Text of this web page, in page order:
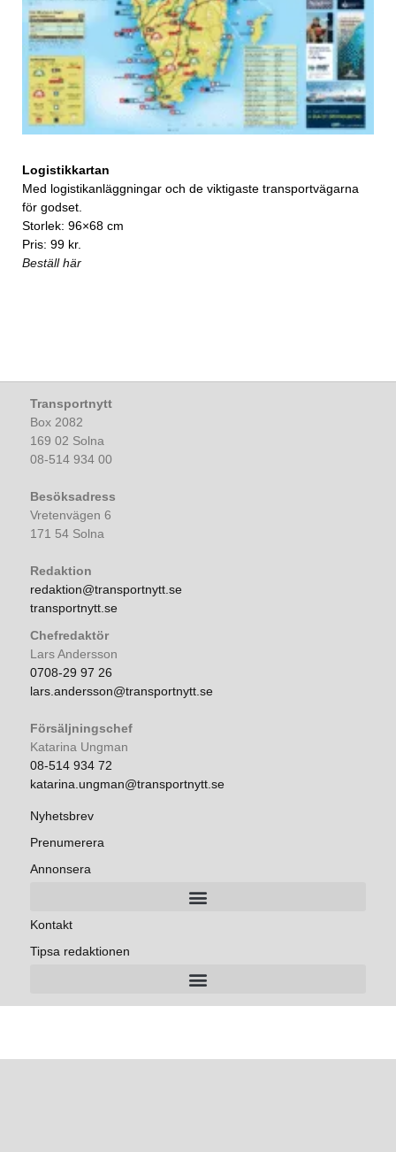
Logistikkartan
Med logistikanläggningar och de viktigaste transportvägarna
för godset.
Storlek: 96×68 cm
Pris: 99 kr.
Beställ här
Transportnytt
Box 2082
169 02 Solna
08-514 934 00
Besöksadress
Vretenvägen 6
171 54 Solna
Redaktion
redaktion@transportnytt.se
transportnytt.se
Chefredaktör
Lars Andersson
0708-29 97 26
lars.andersson@transportnytt.se
Försäljningschef
Katarina Ungman
08-514 934 72
katarina.ungman@transportnytt.se
Nyhetsbrev
Prenumerera
Annonsera
Kontakt
Tipsa redaktionen